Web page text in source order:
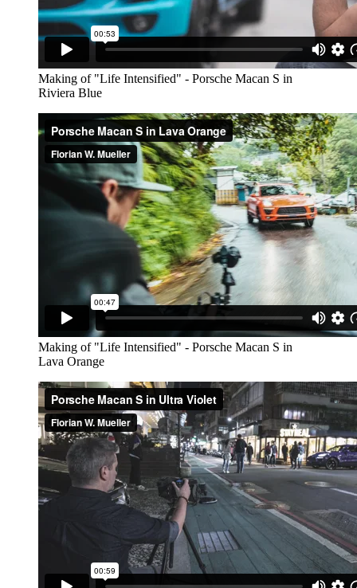
Making of "Life Intensified" - Porsche Macan S in
Riviera Blue
Making of "Life Intensified" - Porsche Macan S in
Lava Orange